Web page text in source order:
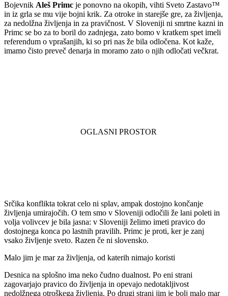
Bojevnik Aleš Primc je ponovno na okopih, vihti Sveto Zastavo™
in iz grla se mu vije bojni krik. Za otroke in starejše gre, za življenja,
za nedolžna življenja in za pravičnost. V Sloveniji ni smrtne kazni in
Primc se bo za to boril do zadnjega, zato bomo v kratkem spet imeli
referendum o vprašanjih, ki so pri nas že bila odločena. Kot kaže,
imamo čisto preveč denarja in moramo zato o njih odločati večkrat.
Srčika konflikta tokrat celo ni splav, ampak dostojno končanje
življenja umirajočih. O tem smo v Sloveniji odločili že lani poleti in
volja volivcev je bila jasna: v Sloveniji želimo imeti pravico do
dostojnega konca po lastnih pravilih. Primc je proti, ker je zanj
vsako življenje sveto. Razen če ni slovensko.
Malo jim je mar za življenja, od katerih nimajo koristi
Desnica na splošno ima neko čudno dualnost. Po eni strani
zagovarjajo pravico do življenja in opevajo nedotakljivost
nedolžnega otroškega življenja. Po drugi strani jim je bolj malo mar